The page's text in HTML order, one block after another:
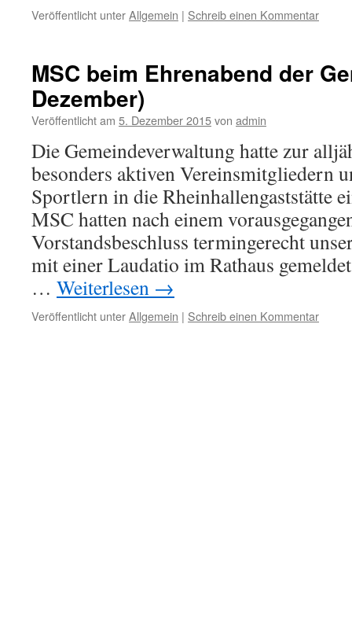
Veröffentlicht unterAllgemein | Schreib einen Kommentar
MSC beim Ehrenabend der
Dezember)
Veröffentlicht am 5. Dezember 2015von admin
Die Gemeindeverwaltung hatte zur
besonders aktiven Vereinsmitgliedern
Sportlern in die Rheinhallengaststätte
MSC hatten nach einem
Vorstandsbeschluss termingerecht
mit einer Laudatio im Rathaus
… Weiterlesen →
Veröffentlicht unterAllgemein | Schreib einen Kommentar